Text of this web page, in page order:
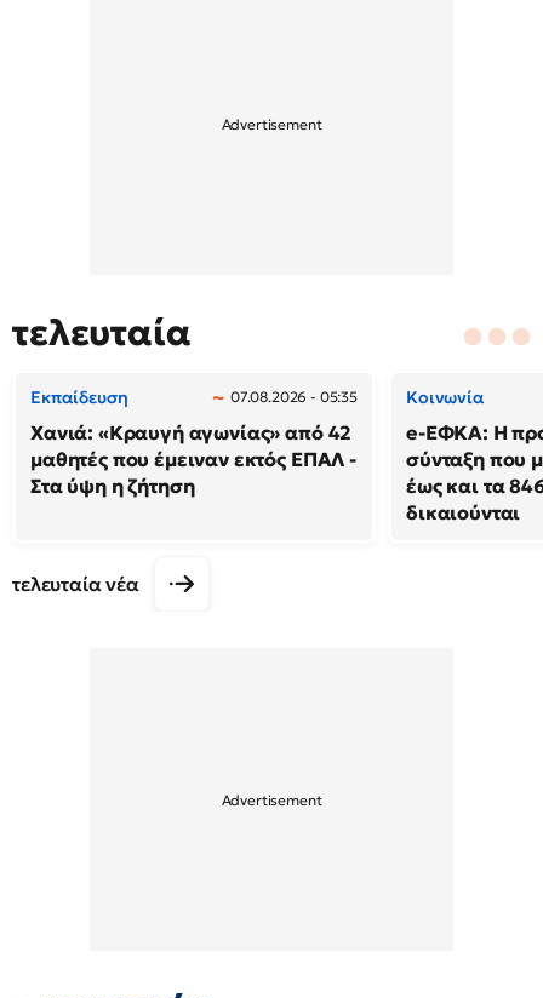
τελευταία
Εκπαίδευση 07.08.2026 - 05:35
Χανιά: «Κραυγή αγωνίας» από 42
μαθητές που έμειναν εκτός ΕΠΑΛ -
Στα ύψη η ζήτηση
Κοινωνία
e-ΕΦΚΑ: Η
σύνταξη που
έως και τα
δικαιούνται
τελευταία νέα